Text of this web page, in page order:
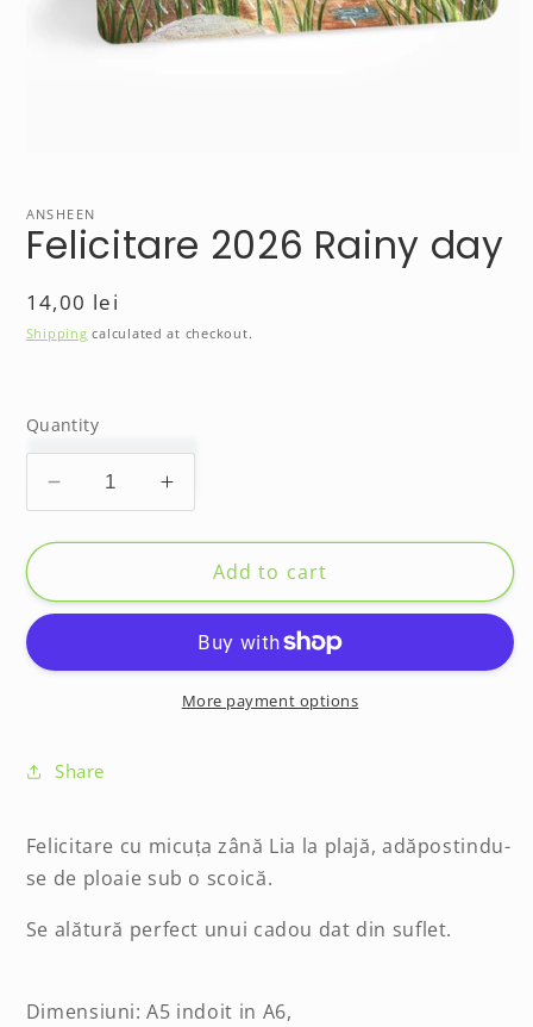
in
modal
ANSHEEN
Felicitare 2026 Rainy day
Regular
price
14,00 lei
Shipping calculated at checkout.
Quantity
Decrease
quantity
for
2026
Increase
quantity
for
Felicitare
2026
day
Add to cart
More payment options
Share
Felicitare cu micuța zână Lia la plajă, adăpostindu-
se de ploaie sub o scoică.
Se alătură perfect unui cadou dat din suflet.
Dimensiuni: A5 indoit in A6,